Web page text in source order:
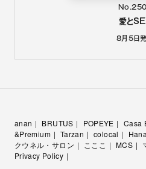
愛と
8月5日
anan BRUTUS POPEYE Casa
&Premium
Tarzan colocal
クウネル・サロン
こここ MCS
Privacy Policy